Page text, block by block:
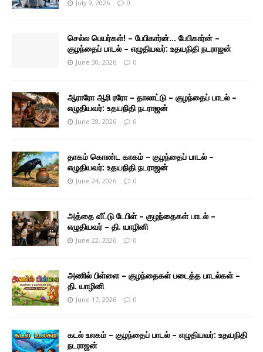
July 9, 2026 0
செல்ல பெயர்கள்! – பேபிகார்ன்… பேபிகார்ன் –
குழந்தைப் பாடல் – எழுதியவர்: உதயநிதி நடராஜன்
June 30, 2026 0
ஆராரோ ஆரி ரரோ – தாலாட்டு – குழந்தைப் பாடல் –
எழுதியவர்: உதயநிதி நடராஜன்
June 28, 2026 0
தாகம் கொண்ட காகம் – குழந்தைப் பாடல் –
எழுதியவர்: உதயநிதி நடராஜன்
June 24, 2026 0
அத்தை வீட்டு டேபிள் – குழந்தைகள் பாடல் –
எழுதியவர் – தி. யாழினி
June 22, 2026 0
அணில் பிள்ளை – குழந்தைகள் படைத்த பாடல்கள் –
தி. யாழினி
June 17, 2026 0
கடல் உலகம் – குழந்தைப் பாடல் – எழுதியவர்: உதயநிதி
நடராஜன்